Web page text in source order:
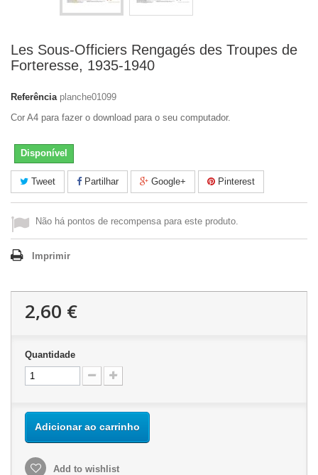
Les Sous-Officiers Rengagés des Troupes de
Forteresse, 1935-1940
Referência planche01099
Cor A4 para fazer o download para o seu computador.
Disponível
Tweet Partilhar Google+ Pinterest
Não há pontos de recompensa para este produto.
Imprimir
2,60 €
Quantidade
Adicionar ao carrinho
Add to wishlist